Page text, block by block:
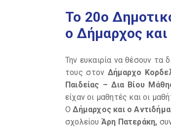
Το 20ο
ο Δήμαρχος και
Την ευκαιρία να θέσουν τα
τους στον Δήμαρχο
Παιδείας – Δια Βίου
είχαν οι μαθητές και οι
Ο Δήμαρχος και ο
σχολείου Άρη Πατεράκη,